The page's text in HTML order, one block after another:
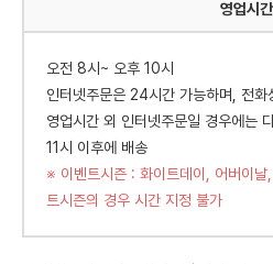
영업시간
오전 8시~ 오후 10시
인터넷주문은 24시간 가능하며, 전화
영업시간 외 인터넷주문일 경우에는
11시 이후에 배송
※ 이벤트시즌 : 화이트데이, 어버이
트시즌의 경우 시간 지정 불가